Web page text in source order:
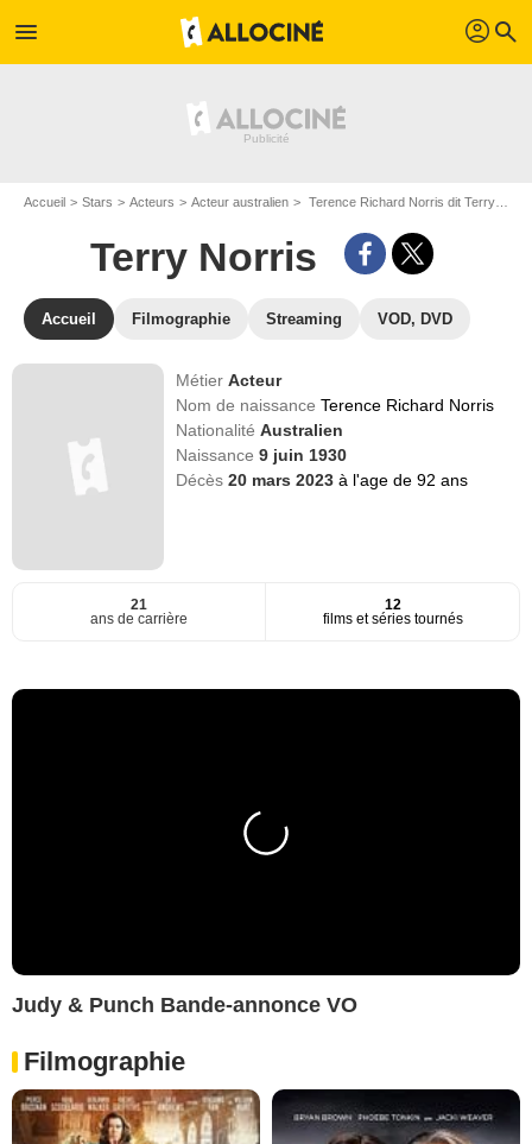
menu profil search
Accueil Stars Acteurs Acteur australien Terence Richard Norris dit Terry Norris
Terry Norris
Accueil Filmographie Streaming VOD, DVD
MétierActeur
Nom de naissanceTerence Richard Norris
NationalitéAustralien
Naissance9 juin 1930
Décès20 mars 2023à l'age de 92 ans
21
ans de carrière
12
films et séries tournés
Judy & Punch Bande-annonce VO
Filmographie